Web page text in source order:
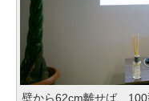
壁から62cm離せば、